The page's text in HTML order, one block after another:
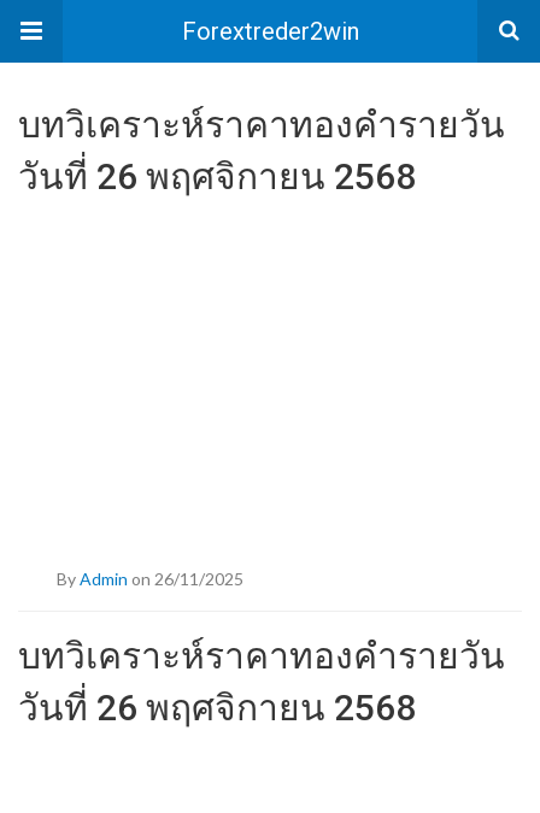
Forextreder2win
บทวิเคราะห์ราคาทองคำรายวัน
วันที่ 26 พฤศจิกายน 2568
By Admin on 26/11/2025
บทวิเคราะห์ราคาทองคำรายวัน
วันที่ 26 พฤศจิกายน 2568